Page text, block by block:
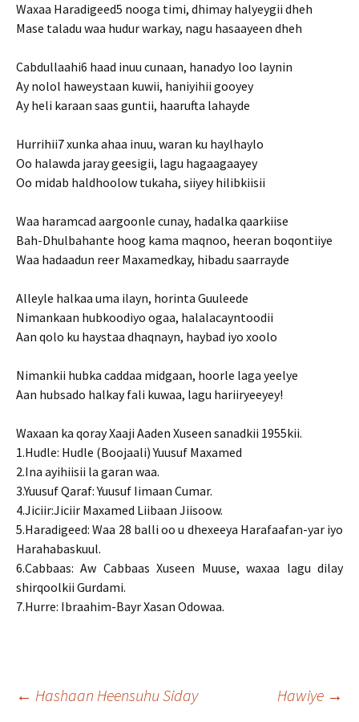
Waxaa Haradigeed5 nooga timi, dhimay halyeygii dheh
Mase taladu waa hudur warkay, nagu hasaayeen dheh
Cabdullaahi6 haad inuu cunaan, hanadyo loo laynin
Ay nolol haweystaan kuwii, haniyihii gooyey
Ay heli karaan saas guntii, haarufta lahayde
Hurrihii7 xunka ahaa inuu, waran ku haylhaylo
Oo halawda jaray geesigii, lagu hagaagaayey
Oo midab haldhoolow tukaha, siiyey hilibkiisii
Waa haramcad aargoonle cunay, hadalka qaarkiise
Bah-Dhulbahante hoog kama maqnoo, heeran boqontiiye
Waa hadaadun reer Maxamedkay, hibadu saarrayde
Alleyle halkaa uma ilayn, horinta Guuleede
Nimankaan hubkoodiyo ogaa, halalacayntoodii
Aan qolo ku haystaa dhaqnayn, haybad iyo xoolo
Nimankii hubka caddaa midgaan, hoorle laga yeelye
Aan hubsado halkay fali kuwaa, lagu hariiryeeyey!
Waxaan ka qoray Xaaji Aaden Xuseen sanadkii 1955kii.
1.Hudle: Hudle (Boojaali) Yuusuf Maxamed
2.Ina ayihiisii la garan waa.
3.Yuusuf Qaraf: Yuusuf Iimaan Cumar.
4.Jiciir:Jiciir Maxamed Liibaan Jiisoow.
5.Haradigeed: Waa 28 balli oo u dhexeeya Harafaafan-yar iyo
Harahabaskuul.
6.Cabbaas: Aw Cabbaas Xuseen Muuse, waxaa lagu dilay
shirqoolkii Gurdami.
7.Hurre: Ibraahim-Bayr Xasan Odowaa.
Post
← Hashaan Heensuhu Siday Hawiye →